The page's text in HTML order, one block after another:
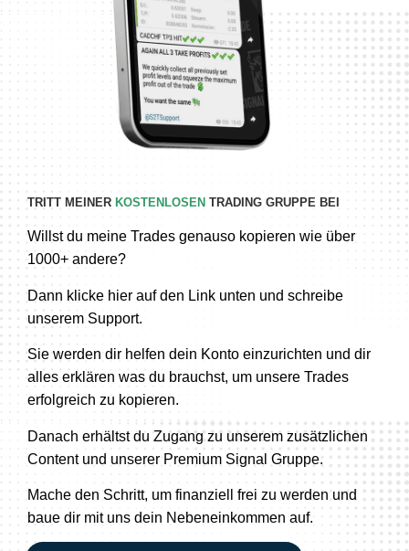
TRITT MEINER KOSTENLOSEN TRADING GRUPPE BEI
Willst du meine Trades genauso kopieren wie über
1000+ andere?
Dann klicke hier auf den Link unten und schreibe
unserem Support.
Sie werden dir helfen dein Konto einzurichten und dir
alles erklären was du brauchst, um unsere Trades
erfolgreich zu kopieren.
Danach erhältst du Zugang zu unserem zusätzlichen
Content und unserer Premium Signal Gruppe.
Mache den Schritt, um finanziell frei zu werden und
baue dir mit uns dein Nebeneinkommen auf.